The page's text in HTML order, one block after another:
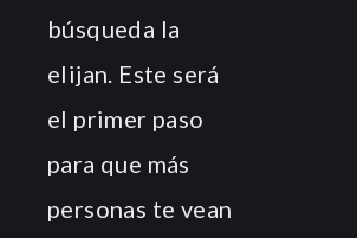
búsqueda la
elijan. Este será
el primer paso
para que más
personas te vean